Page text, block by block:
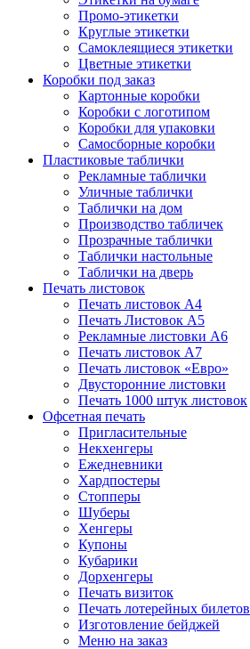
Промо-этикетки
Круглые этикетки
Самоклеящиеся этикетки
Цветные этикетки
Коробки под заказ
Картонные коробки
Коробки с логотипом
Коробки для упаковки
Самосборные коробки
Пластиковые таблички
Рекламные таблички
Уличные таблички
Таблички на дом
Производство табличек
Прозрачные таблички
Таблички настольные
Таблички на дверь
Печать листовок
Печать листовок А4
Печать Листовок А5
Рекламные листовки А6
Печать листовок А7
Печать листовок «Евро»
Двусторонние листовки
Печать 1000 штук листовок
Офсетная печать
Пригласительные
Некхенгеры
Ежедневники
Хардпостеры
Стопперы
Шуберы
Хенгеры
Купоны
Кубарики
Дорхенгеры
Печать визиток
Печать лотерейных билетов
Изготовление бейджей
Меню на заказ